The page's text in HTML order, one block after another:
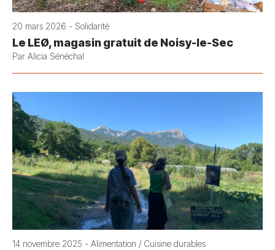
20 mars 2026 - Solidarité
Le LEØ, magasin gratuit de Noisy-le-Sec
Par Alicia Sénéchal
14 novembre 2025 - Alimentation / Cuisine durables